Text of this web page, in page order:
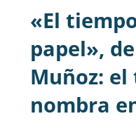
«El
papel»,
Muñoz: el
nombra